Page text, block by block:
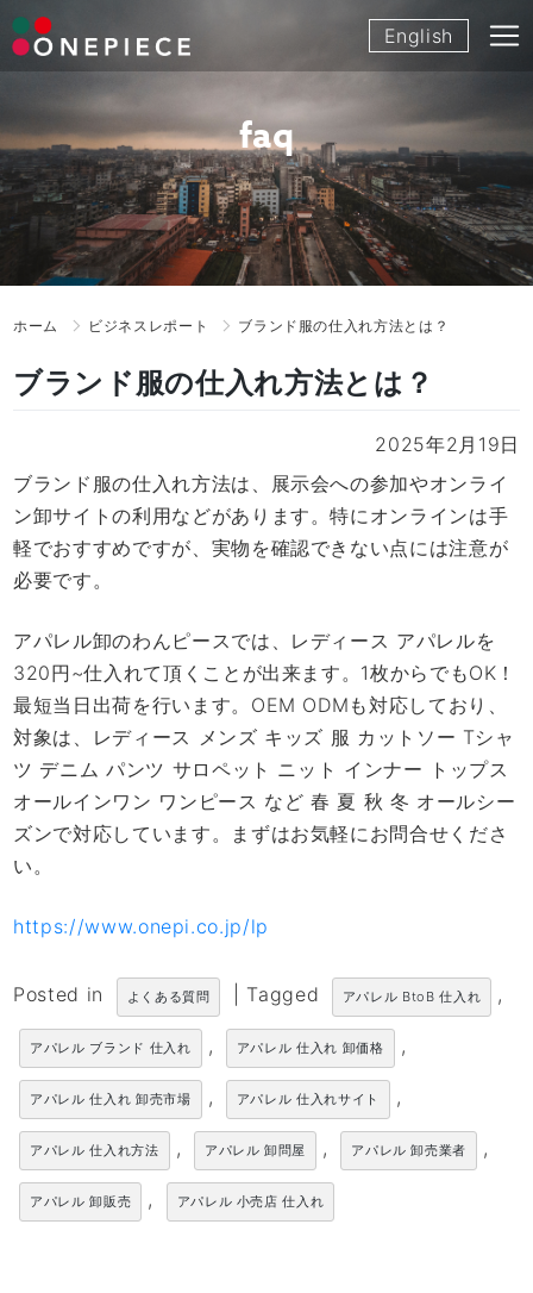
Skip
to
English
faq
ホーム ビジネスレポート ブランド服の仕入れ方法とは？
ブランド服の仕入れ方法とは？
2025年2月19日
ブランド服の仕入れ方法は、展示会への参加やオンライ
ン卸サイトの利用などがあります。特にオンラインは手
軽でおすすめですが、実物を確認できない点には注意が
必要です。
アパレル卸のわんピースでは、レディース アパレルを
320円~仕入れて頂くことが出来ます。1枚からでもOK！
最短当日出荷を行います。OEM ODMも対応しており、
対象は、レディース メンズ キッズ 服 カットソー Tシャ
ツ デニム パンツ サロペット ニット インナー トップス
オールインワン ワンピース など 春 夏 秋 冬 オールシー
ズンで対応しています。まずはお気軽にお問合せくださ
い。
https://www.onepi.co.jp/lp
Posted in よくある質問 Tagged アパレル BtoB 仕入れ ,
アパレル ブランド 仕入れ , アパレル 仕入れ 卸価格 ,
アパレル 仕入れ 卸売市場 , アパレル 仕入れサイト ,
アパレル 仕入れ方法 , アパレル 卸問屋 , アパレル 卸売業者 ,
アパレル 卸販売 , アパレル 小売店 仕入れ